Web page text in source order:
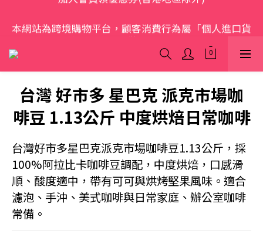
品範圍」，商品僅限顧客個人使用
歡迎光臨 S.A.W
台灣 好市多 星巴克 派克市場咖
啡豆 1.13公斤 中度烘焙日常咖啡
台灣好市多星巴克派克市場咖啡豆1.13公斤，採
100%阿拉比卡咖啡豆調配，中度烘焙，口感滑
順、酸度適中，帶有可可與烘烤堅果風味。適合
濾泡、手沖、美式咖啡與日常家庭、辦公室咖啡
常備。